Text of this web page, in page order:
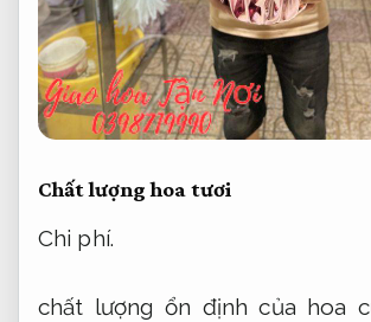
Chất lượng hoa tươi
Chi phí.
chất lượng ổn định của hoa